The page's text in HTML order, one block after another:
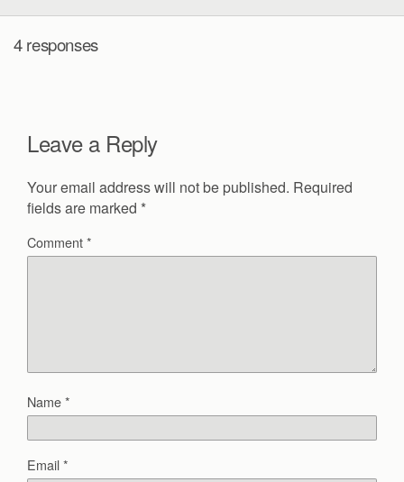
4 responses
Leave a Reply
Your email address will not be published. Required
fields are marked *
Comment*
Name*
Email*